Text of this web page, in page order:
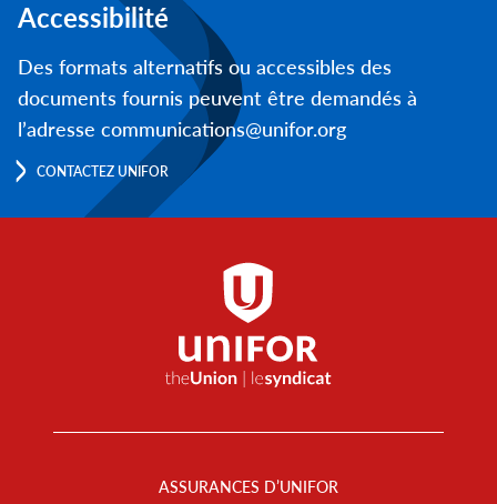
Accessibilité
Des formats alternatifs ou accessibles des
documents fournis peuvent être demandés à
l’adresse communications@unifor.org
CONTACTEZ UNIFOR
ASSURANCES D’UNIFOR